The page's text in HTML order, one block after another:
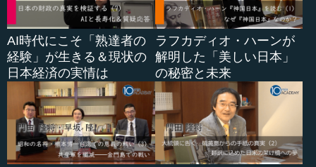
AI時代にこそ「熟達者の
経験」が生きる＆現状の
日本経済の実情は
ラフカディオ・ハーンが
解明した「美しい日本」
の秘密と未来